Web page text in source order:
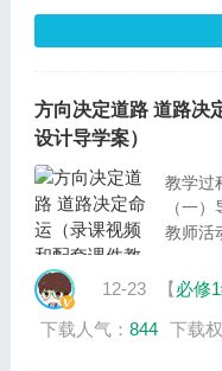
方向决定道路 道路决
设计导学案）
教学过
（一
教师活
富起来
放取
12-23 【必修
下载人气： 844 下载